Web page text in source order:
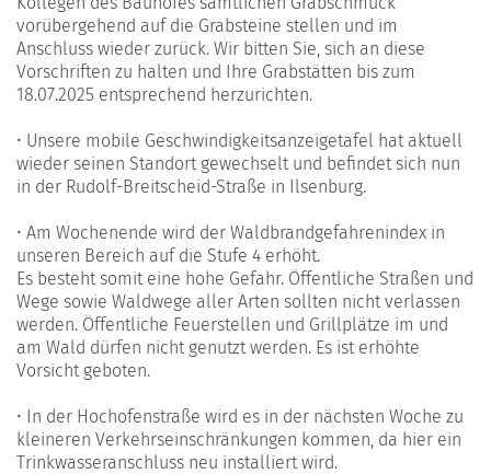
vorübergehend auf die Grabsteine stellen und im
Anschluss wieder zurück. Wir bitten Sie, sich an diese
Vorschriften zu halten und Ihre Grabstätten bis zum
18.07.2025 entsprechend herzurichten.
• Unsere mobile Geschwindigkeitsanzeigetafel hat aktuell
wieder seinen Standort gewechselt und befindet sich nun
in der Rudolf-Breitscheid-Straße in Ilsenburg.
• Am Wochenende wird der Waldbrandgefahrenindex in
unseren Bereich auf die Stufe 4 erhöht.
Es besteht somit eine hohe Gefahr. Öffentliche Straßen und
Wege sowie Waldwege aller Arten sollten nicht verlassen
werden. Öffentliche Feuerstellen und Grillplätze im und
am Wald dürfen nicht genutzt werden. Es ist erhöhte
Vorsicht geboten.
• In der Hochofenstraße wird es in der nächsten Woche zu
kleineren Verkehrseinschränkungen kommen, da hier ein
Trinkwasseranschluss neu installiert wird.